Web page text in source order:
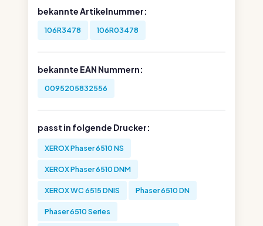
bekannte Artikelnummer:
106R3478 106R03478
bekannte EAN Nummern:
0095205832556
passt in folgende Drucker:
XEROX Phaser 6510 NS
XEROX Phaser 6510 DNM
XEROX WC 6515 DNIS Phaser 6510 DN
Phaser 6510 Series